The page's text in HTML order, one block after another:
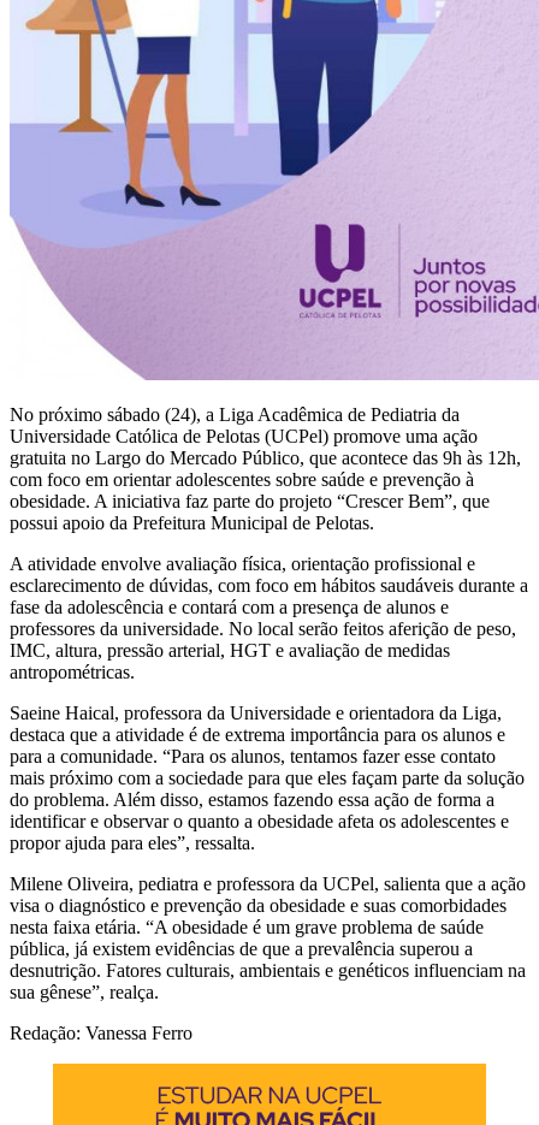
No próximo sábado (24), a Liga Acadêmica de Pediatria da
Universidade Católica de Pelotas (UCPel) promove uma ação
gratuita no Largo do Mercado Público, que acontece das 9h às 12h,
com foco em orientar adolescentes sobre saúde e prevenção à
obesidade. A iniciativa faz parte do projeto “Crescer Bem”, que
possui apoio da Prefeitura Municipal de Pelotas.
A atividade envolve avaliação física, orientação profissional e
esclarecimento de dúvidas, com foco em hábitos saudáveis durante a
fase da adolescência e contará com a presença de alunos e
professores da universidade. No local serão feitos aferição de peso,
IMC, altura, pressão arterial, HGT e avaliação de medidas
antropométricas.
Saeine Haical, professora da Universidade e orientadora da Liga,
destaca que a atividade é de extrema importância para os alunos e
para a comunidade. “Para os alunos, tentamos fazer esse contato
mais próximo com a sociedade para que eles façam parte da solução
do problema. Além disso, estamos fazendo essa ação de forma a
identificar e observar o quanto a obesidade afeta os adolescentes e
propor ajuda para eles”, ressalta.
Milene Oliveira, pediatra e professora da UCPel, salienta que a ação
visa o diagnóstico e prevenção da obesidade e suas comorbidades
nesta faixa etária. “A obesidade é um grave problema de saúde
pública, já existem evidências de que a prevalência superou a
desnutrição. Fatores culturais, ambientais e genéticos influenciam na
sua gênese”, realça.
Redação: Vanessa Ferro